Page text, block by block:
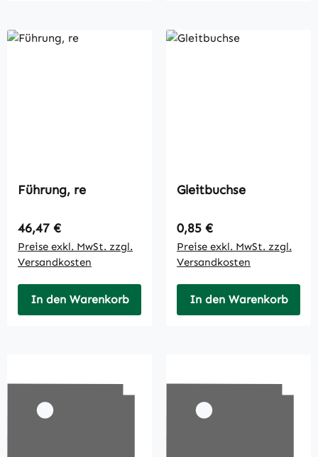
Führung, re
Regulärer Preis:
46,47 €
Preise exkl. MwSt. zzgl.
Versandkosten
In den Warenkorb
Gleitbuchse
Regulärer Preis:
0,85 €
Preise exkl. MwSt. zzgl.
Versandkosten
In den Warenkorb